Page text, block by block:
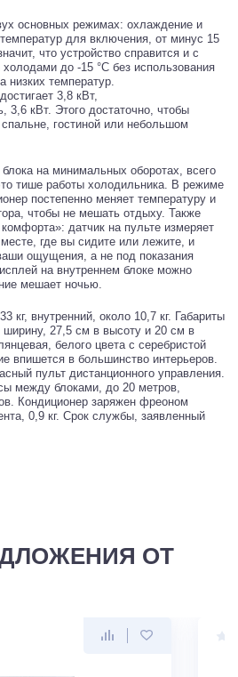
основных режимах: охлаждение и
для включения, от минус 15
что устройство справится и с
до -15 °C без использования
низких температур.
3,8 кВт,
3,6 кВт. Этого достаточно, чтобы
гостиной или небольшом
на минимальных оборотах, всего
тише работы холодильника. В режиме
постепенно меняет температуру и
чтобы не мешать отдыху. Также
датчик на пульте измеряет
где вы сидите или лежите, и
ощущения, а не под показания
на внутреннем блоке можно
мешает ночью.
кг, внутренний, около 10,7 кг. Габариты
ширину, 27,5 см в высоту и 20 см в
белого цвета с серебристой
впишется в большинство интерьеров.
пульт дистанционного управления.
между блоками, до 20 метров,
Кондиционер заряжен фреоном
0,9 кг. Срок службы, заявленный
ОТ